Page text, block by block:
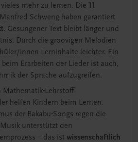
mehr zu lernen. Die 11
Schweng haben garantiert
. Gesungener Text bleibt länger und
Durch die groovigen Melodien
innen Lerninhalte leichter. Ein
Erarbeiten der Lieder ist auch,
der Sprache aufzugreifen.
Mathematik-Lehrstoff
helfen Kindern beim Lernen.
der Bakabu-Songs regen die
unterstützt den
– das ist wissenschaftlich